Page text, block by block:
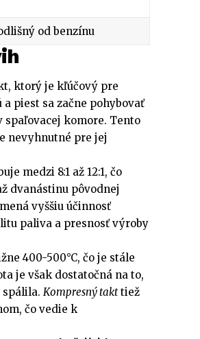
od benzínu
ktorý je kľúčový pre
piest sa začne pohybovať
komore. Tento
nevyhnutné pre jej
medzi 8:1 až 12:1, čo
dvanástinu pôvodnej
vyššiu účinnosť
paliva a presnosť výroby
400-500°C, čo je stále
je však dostatočná na to,
spálila. Kompresný takttiež
čo vedie k